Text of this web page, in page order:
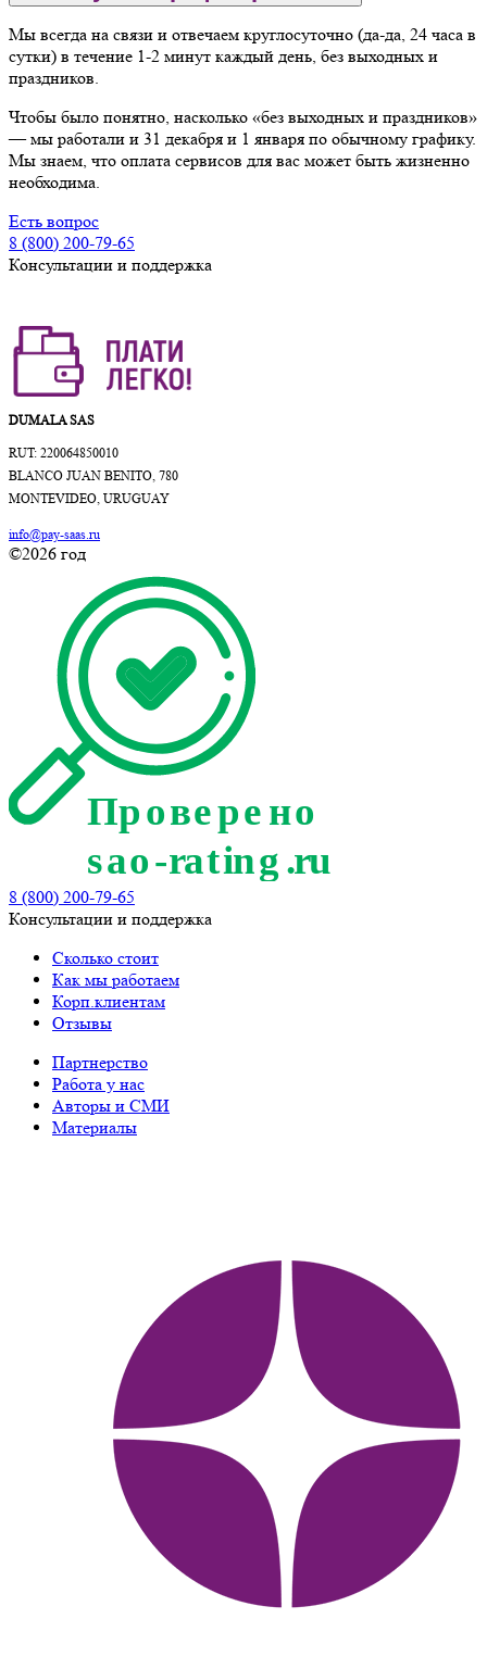
Мы всегда на связи и отвечаем круглосуточно (да-да, 24 часа в
сутки) в течение 1-2 минут каждый день, без выходных и
праздников.
Чтобы было понятно, насколько «без выходных и праздников»
— мы работали и 31 декабря и 1 января по обычному графику.
Мы знаем, что оплата сервисов для вас может быть жизненно
необходима.
Есть вопрос
8 (800) 200-79-65
Консультации и поддержка
DUMALA SAS
RUT: 220064850010
BLANCO JUAN BENITO, 780
MONTEVIDEO, URUGUAY
info@pay-saas.ru
©2026 год
8 (800) 200-79-65
Консультации и поддержка
Сколько стоит
Как мы работаем
Корп.клиентам
Отзывы
Партнерство
Работа у нас
Авторы и СМИ
Материалы